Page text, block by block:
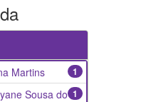
1
Martins
1
Sousa do